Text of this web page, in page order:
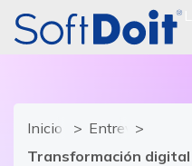
Inicio
Entrevistas al
Transformación